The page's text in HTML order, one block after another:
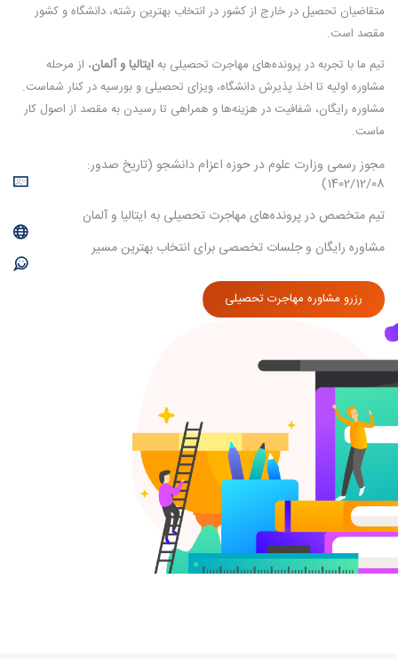
متقاضیان تحصیل در خارج از کشور در انتخاب بهترین رشته، دانشگاه و کشور
مقصد است.
تیم ما با تجربه در پرونده‌های مهاجرت تحصیلی بهایتالیا و آلمان، از مرحله
مشاوره اولیه تا اخذ پذیرش دانشگاه، ویزای تحصیلی و بورسیه در کنار شماست.
مشاوره رایگان، شفافیت در هزینه‌ها و همراهی تا رسیدن به مقصد از اصول کار
ماست.
مجوز رسمی وزارت علوم در حوزه اعزام دانشجو (تاریخ صدور:
1402/12/08)
تیم متخصص در پرونده‌های مهاجرت تحصیلی به ایتالیا و آلمان
مشاوره رایگان و جلسات تخصصی برای انتخاب بهترین مسیر
رزرو مشاوره مهاجرت تحصیلی